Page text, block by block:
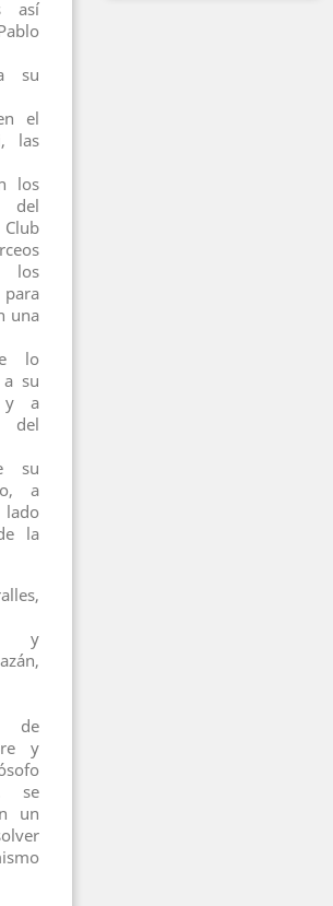
así
su
el
las
los
del
los
una
lo
su
y a
su
a
la
y
de
y
se
un